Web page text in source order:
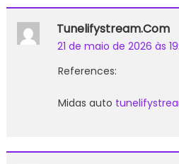
Tunelifystream.com
21 de maio de 2026 às
References:
Midas auto